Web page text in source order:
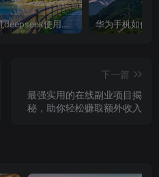
手机deepseek使用全攻略，轻松实现画图与炒股功能
下一篇
最强实用的在线副业项目揭
秘，助你轻松赚取额外收入